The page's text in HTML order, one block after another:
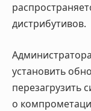
дистрибутивов.
установить
перезагрузить
о